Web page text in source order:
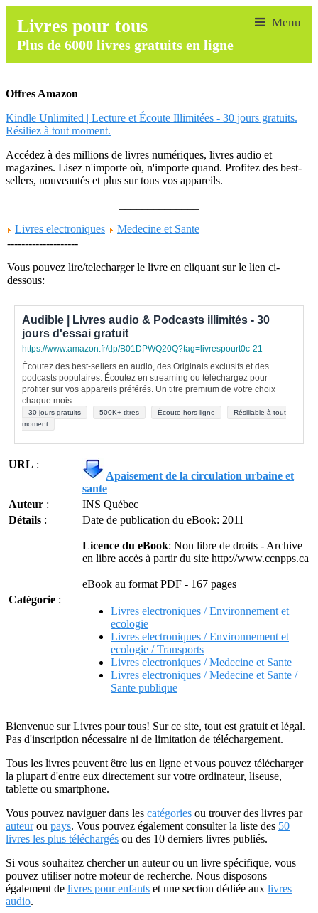
Livres pour tous
Plus de 6000 livres gratuits en ligne
Offres Amazon
Kindle Unlimited | Lecture et Écoute Illimitées - 30 jours gratuits.
Résiliez à tout moment.
Accédez à des millions de livres numériques, livres audio et
magazines. Lisez n'importe où, n'importe quand. Profitez des best-
sellers, nouveautés et plus sur tous vos appareils.
Livres electroniques
Medecine et Sante
--------------------
Vous pouvez lire/telecharger le livre en cliquant sur le lien ci-
dessous:
Audible | Livres audio & Podcasts illimités - 30
jours d'essai gratuit
https://www.amazon.fr/dp/B01DPWQ20Q?tag=livrespourt0c-21
Écoutez des best-sellers en audio, des Originals exclusifs et des
podcasts populaires. Écoutez en streaming ou téléchargez pour
profiter sur vos appareils préférés. Un titre premium de votre choix
chaque mois.
30 jours gratuits 500K+ titres Écoute hors ligne
Résiliable à tout
moment
URL :
Apaisement de la circulation urbaine et
sante
Auteur :
INS Québec
Détails : Date de publication du eBook: 2011
Licence du eBook: Non libre de droits - Archive
en libre accès à partir du site http://www.ccnpps.ca
eBook au format PDF - 167 pages
Catégorie :
Livres electroniques / Environnement et
ecologie
Livres electroniques / Environnement et
ecologie / Transports
Livres electroniques / Medecine et Sante
Livres electroniques / Medecine et Sante /
Sante publique
Bienvenue sur Livres pour tous! Sur ce site, tout est gratuit et légal.
Pas d'inscription nécessaire ni de limitation de téléchargement.
Tous les livres peuvent être lus en ligne et vous pouvez télécharger
la plupart d'entre eux directement sur votre ordinateur, liseuse,
tablette ou smartphone.
Vous pouvez naviguer dans les catégories ou trouver des livres par
auteurou pays. Vous pouvez également consulter la liste des 50
livres les plus téléchargés ou des 10 derniers livres publiés.
Si vous souhaitez chercher un auteur ou un livre spécifique, vous
pouvez utiliser notre moteur de recherche. Nous disposons
également de livres pour enfants et une section dédiée aux livres
audio.